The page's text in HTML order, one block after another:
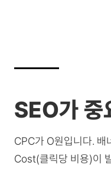
SEO가 중
CPC가 O원입니다.
Cost(클릭당 비용)이